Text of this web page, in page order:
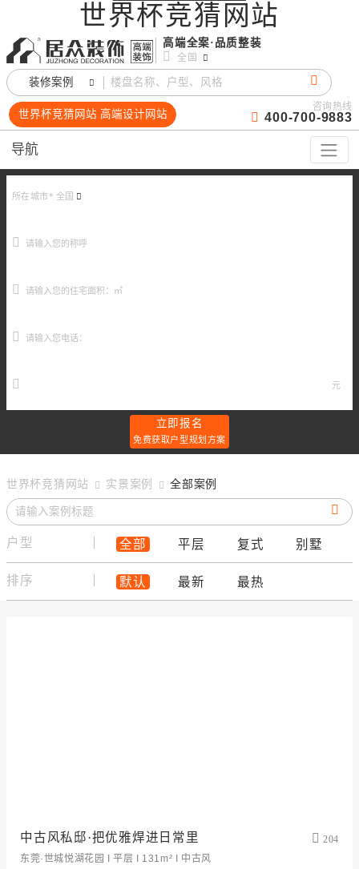
世界杯竞猜网站
高端全案·品质整装
全国
装修案例
世界杯竞猜网站 高端设计网站
咨询热线
400-700-9883
导航
所在城市* 全国
元
立即报名
免费获取户型规划方案
世界杯竞猜网站 实景案例 全部案例
户型 全部 平层 复式 别墅
排序 默认 最新 最热
中古风私邸·把优雅焊进日常里
204
东莞·世城悦湖花园 I 平层 I 131m² I 中古风